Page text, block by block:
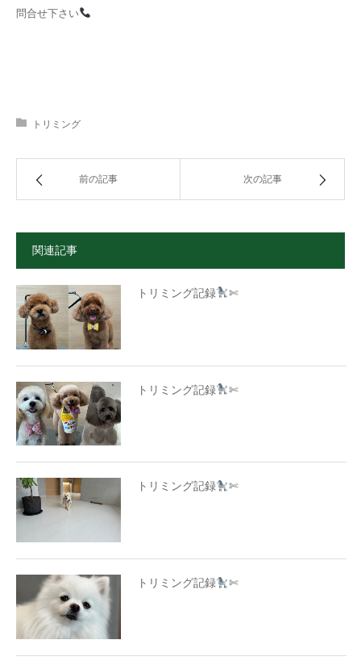
問合せ下さい
トリミング
前の記事 次の記事
関連記事
トリミング記録 ✄
トリミング記録 ✄
トリミング記録 ✄
トリミング記録 ✄